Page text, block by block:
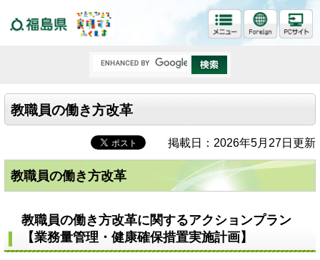
教職員の働き方改革
掲載日：2026年5月27日更新
教職員の働き方改革
教職員の働き方改革に関するアクションプラン
【業務量管理・健康確保措置実施計画】